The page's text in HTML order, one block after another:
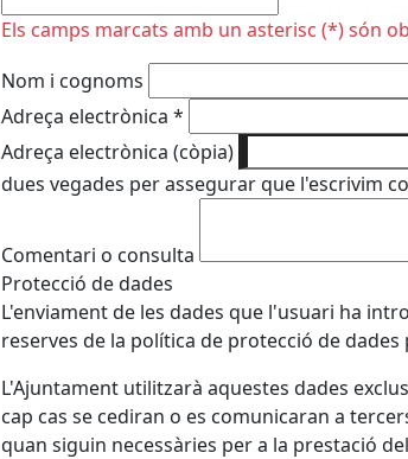
Els camps marcats amb un asterisc (*) són
Nom i cognoms
Adreça electrònica *
Adreça electrònica (còpia)
dues vegades per assegurar que l'escrivim
Comentari o consulta
Protecció de dades
L'enviament de les dades que l'usuari ha
reserves de la política de protecció de
L'Ajuntament utilitzarà aquestes dades
cap cas se cediran o es comunicaran a
quan siguin necessàries per a la prestació